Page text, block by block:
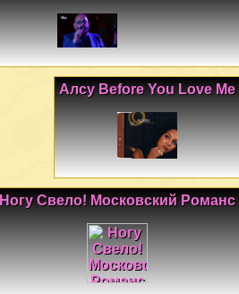
Алсу Before You Love Me
Ногу Свело! Московский Романс